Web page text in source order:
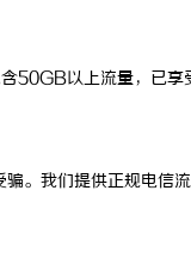
50GB以上流量，已享
。我们提供正规电信